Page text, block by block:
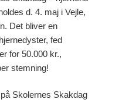
d. 4. maj i Vejle,
Det bliver en
fed
for 50.000 kr.,
stemning!
Skolernes Skakdag